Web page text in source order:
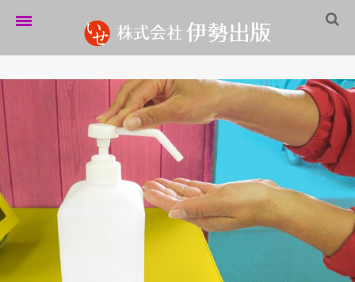
伊勢出版だより
制作実績
企業情報
採用情報
パートナーシップ